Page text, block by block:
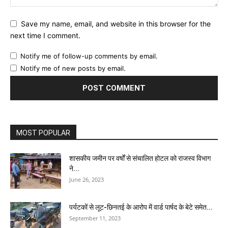
Save my name, email, and website in this browser for the
next time I comment.
Notify me of follow-up comments by email.
Notify me of new posts by email.
MOST POPULAR
शासकीय जमीन पर वर्षों से संचालित होटल को राजस्व विभाग
ने...
June 26, 2023
पर्यटकों से लूट-छिनतई के आरोप में वार्ड पार्षद के बेटे समेत...
September 11, 2023